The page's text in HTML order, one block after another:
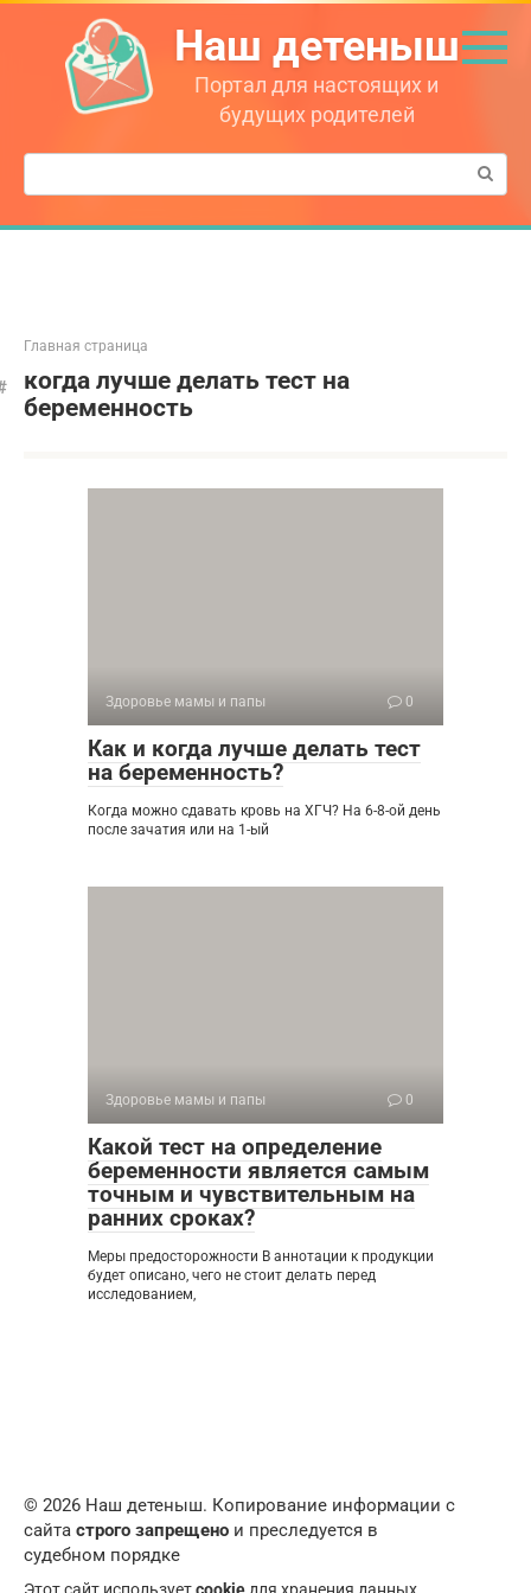
Перейти
контенту
Наш детеныш
Портал для настоящих и
будущих родителей
Поиск:
Главная страница
когда лучше делать тест на
беременность
Здоровье мамы и папы 0
Как и когда лучше делать тест
на беременность?
Когда можно сдавать кровь на ХГЧ? На 6-8-ой день
после зачатия или на 1-ый
Здоровье мамы и папы 0
Какой тест на определение
беременности является самым
точным и чувствительным на
ранних сроках?
Меры предосторожности В аннотации к продукции
будет описано, чего не стоит делать перед
исследованием,
© 2026 Наш детеныш. Копирование информации с
сайта строго запрещено и преследуется в
судебном порядке